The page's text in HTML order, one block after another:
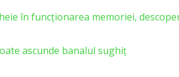
în funcţionarea memoriei,
ascunde banalul sughiţ